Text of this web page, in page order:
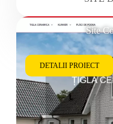
Site
DETALII PROIECT